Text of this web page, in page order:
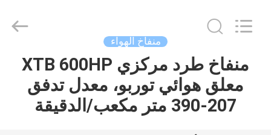
الصفحة
الرئيسية
(Jiangsu)
Reserved.
منفاخ الهواء
منفاخ طرد مركزي XTB 600HP
معلق هوائي توربو، معدل تدفق
207-390 متر مكعب/الدقيقة